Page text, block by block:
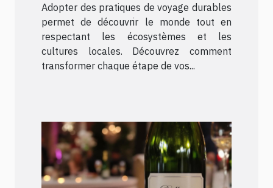
Adopter des pratiques de voyage durables
permet de découvrir le monde tout en
respectant les écosystèmes et les
cultures locales. Découvrez comment
transformer chaque étape de vos...